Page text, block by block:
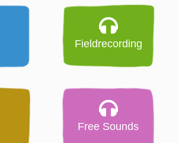
Fieldrecording
Free Sounds